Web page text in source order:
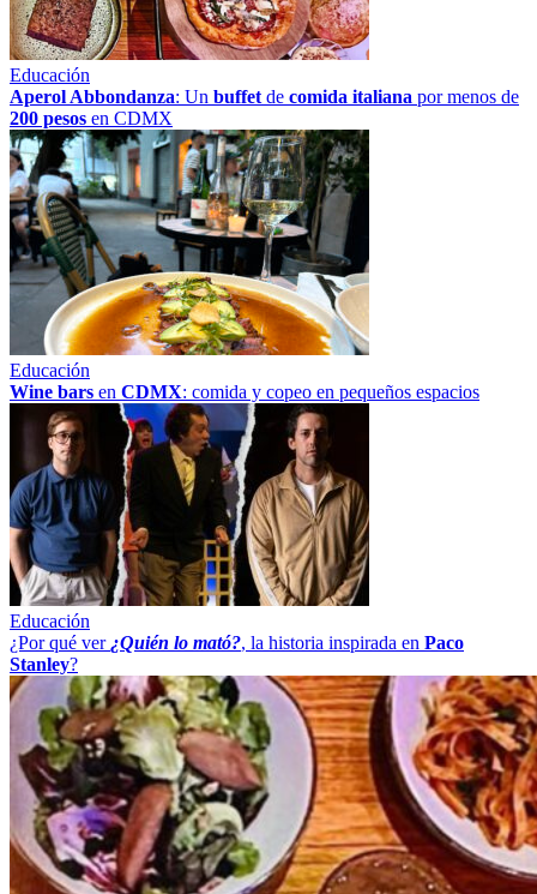
Educación
Aperol Abbondanza: Un buffet de comida italiana por menos de
200 pesos en CDMX
Educación
Wine bars en CDMX: comida y copeo en pequeños espacios
Educación
¿Por qué ver ¿Quién lo mató?, la historia inspirada en Paco
Stanley?